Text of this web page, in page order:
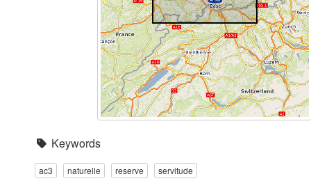
Keywords
ac3 naturelle reserve servitude